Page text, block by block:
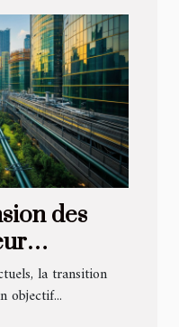
des
la
?
la transition
objectif...